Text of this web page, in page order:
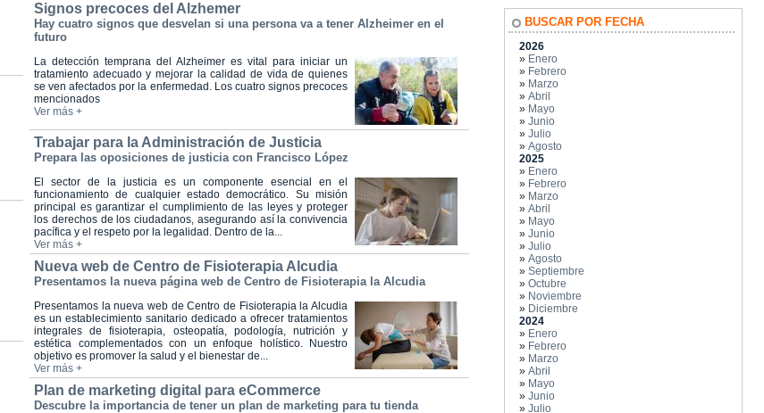
Signos precoces del Alzhemer
Hay cuatro signos que desvelan si una persona va a tener Alzheimer en el
futuro
La detección temprana del Alzheimer es vital para iniciar un
tratamiento adecuado y mejorar la calidad de vida de quienes
se ven afectados por la enfermedad. Los cuatro signos precoces
mencionados
Ver más +
Trabajar para la Administración de Justicia
Prepara las oposiciones de justicia con Francisco López
El sector de la justicia es un componente esencial en el
funcionamiento de cualquier estado democrático. Su misión
principal es garantizar el cumplimiento de las leyes y proteger
los derechos de los ciudadanos, asegurando así la convivencia
pacífica y el respeto por la legalidad. Dentro de la...
Ver más +
Nueva web de Centro de Fisioterapia Alcudia
Presentamos la nueva página web de Centro de Fisioterapia la Alcudia
Presentamos la nueva web de Centro de Fisioterapia la Alcudia
es un establecimiento sanitario dedicado a ofrecer tratamientos
integrales de fisioterapia, osteopatía, podología, nutrición y
estética complementados con un enfoque holístico. Nuestro
objetivo es promover la salud y el bienestar de...
Ver más +
Plan de marketing digital para eCommerce
Descubre la importancia de tener un plan de marketing para tu tienda
BUSCAR POR FECHA
2026
» Enero
» Febrero
» Marzo
» Abril
» Mayo
» Junio
» Julio
» Agosto
2025
» Enero
» Febrero
» Marzo
» Abril
» Mayo
» Junio
» Julio
» Agosto
» Septiembre
» Octubre
» Noviembre
» Diciembre
2024
» Enero
» Febrero
» Marzo
» Abril
» Mayo
» Junio
» Julio